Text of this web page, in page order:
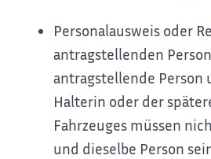
Personalausweis oder
antragstellenden
antragstellende Person
Halterin oder der
Fahrzeuges müssen
und dieselbe Person